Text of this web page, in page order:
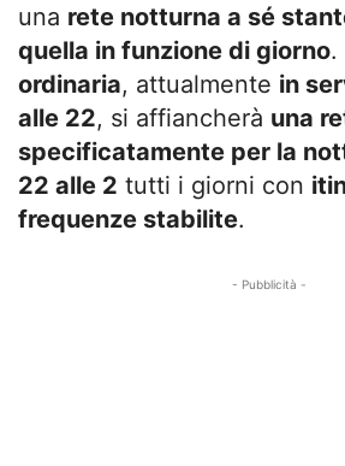
una rete notturna a sé
quella in funzione di giorno.
ordinaria, attualmente in
alle 22, si affiancherà una
specificatamente per la
22 alle 2 tutti i giorni con
frequenze stabilite.
- Pubblicità -